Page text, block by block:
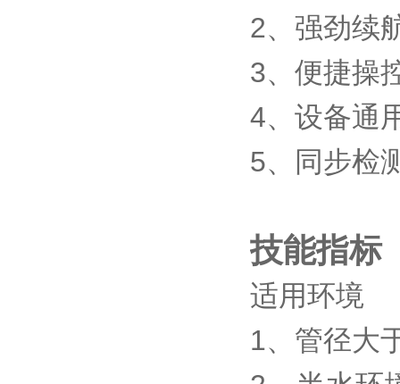
2、强劲续
3、便捷操
4、设备通
5、同步检
技能指标
适用环境
1、管径大